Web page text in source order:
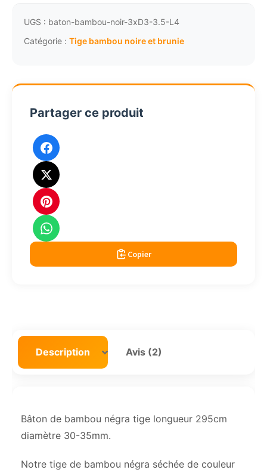
noirs
lot
D3-
L2.95m
UGS : baton-bambou-noir-3xD3-3.5-L4
Catégorie : Tige bambou noire et brunie
Partager ce produit
Copier
Description Avis (2)
Bâton de bambou négra tige longueur 295cm
diamètre 30-35mm.
Notre tige de bambou négra séchée de couleur